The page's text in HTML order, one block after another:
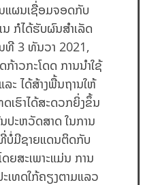
ແຜນເຊື່ອມຈອດກັບ
ນ ກໍໄດ້ຮັບຜົນສໍາເລັດ
ນທີ 3 ທັນວາ 2021,
ກ້າວກະໂດດ ການນໍາໃຊ້
ໄດ້ສ້າງພື້ນຖານໃຫ້
ເຮົາໄດ້ສະດວກຍິ່ງຂຶ້ນ
ປະຫວັດສາດ ໃນການ
ບໍ່ມີຊາຍແດນຕິດກັບ
ຍສະເພາະແມ່ນ ການ
ເທດໃກ້ຄຽງຕາມແລວ